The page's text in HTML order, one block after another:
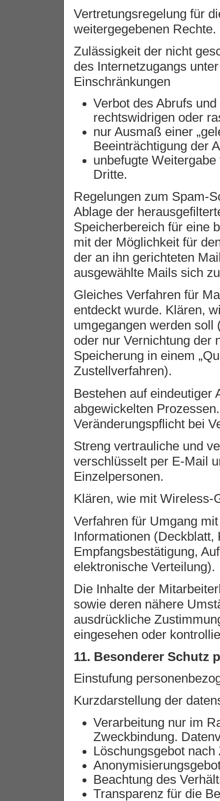
Vertretungsregelung für
weitergegebenen Rechte.
Zulässigkeit der nicht
des Internetzugangs
Einschränkungen
Verbot des Abrufs
rechtswidrigen oder
nur Ausmaß einer
Beeinträchtigung der
unbefugte
Dritte.
Regelungen zum Spam-
Ablage der
Speicherbereich für eine
mit der Möglichkeit für
der an ihn gerichteten
ausgewählte Mails sich
Gleiches Verfahren für
entdeckt wurde. Klären,
umgegangen werden soll
oder nur Vernichtung der
Speicherung in einem
Zustellverfahren).
Bestehen auf eindeutiger
abgewickelten
Veränderungspflicht bei
Streng vertrauliche und
verschlüsselt per E-Mail
Einzelpersonen.
Klären, wie mit Wireless-
Verfahren für Umgang
Informationen (Deckblatt,
Empfangsbestätigung,
elektronische Verteilung).
Die Inhalte der
sowie deren nähere
ausdrückliche
eingesehen oder
11. Besonderer Schutz
Einstufung
Kurzdarstellung der
Verarbeitung nur im
Zweckbindung.
Löschungsgebot
Beachtung des
Transparenz für die